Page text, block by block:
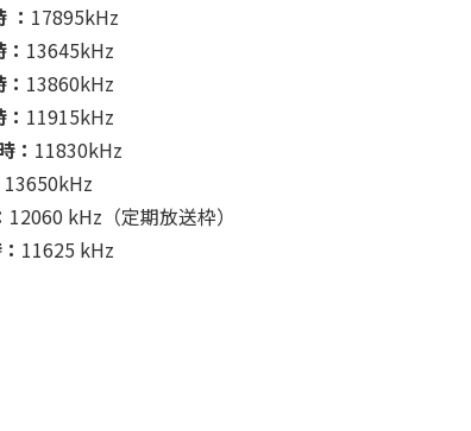
17895kHz
13645kHz
13860kHz
11915kHz
： 11830kHz
13650kHz
12060 kHz（定期放送枠）
11625 kHz